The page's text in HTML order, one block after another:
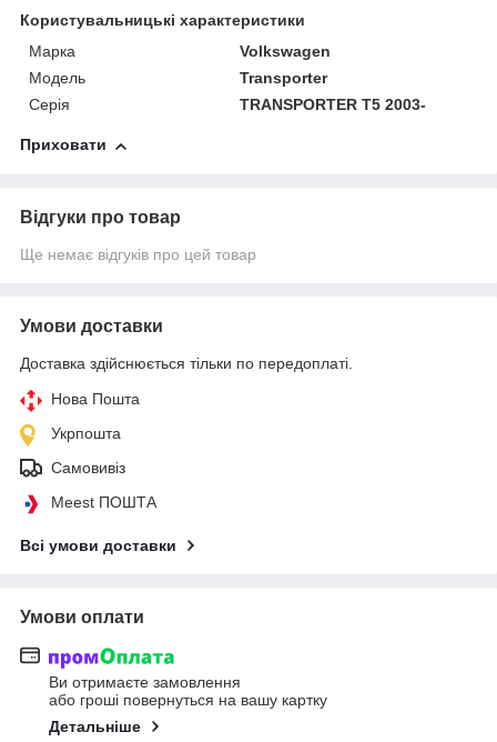
Користувальницькі характеристики
Марка
Volkswagen
Модель
Transporter
Серія
TRANSPORTER T5 2003-
Приховати
Відгуки про товар
Ще немає відгуків про цей товар
Умови доставки
Доставка здійснюється тільки по передоплаті.
Нова Пошта
Укрпошта
Самовивіз
Meest ПОШТА
Всі умови доставки
Умови оплати
Ви отримаєте замовлення
або гроші повернуться на вашу картку
Детальніше